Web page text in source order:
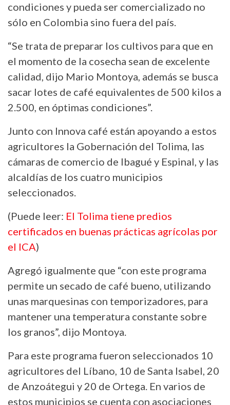
condiciones y pueda ser comercializado no
sólo en Colombia sino fuera del país.
“Se trata de preparar los cultivos para que en
el momento de la cosecha sean de excelente
calidad, dijo Mario Montoya, además se busca
sacar lotes de café equivalentes de 500 kilos a
2.500, en óptimas condiciones”.
Junto con Innova café están apoyando a estos
agricultores la Gobernación del Tolima, las
cámaras de comercio de Ibagué y Espinal, y las
alcaldías de los cuatro municipios
seleccionados.
(Puede leer: El Tolima tiene predios
certificados en buenas prácticas agrícolas por
el ICA)
Agregó igualmente que “con este programa
permite un secado de café bueno, utilizando
unas marquesinas con temporizadores, para
mantener una temperatura constante sobre
los granos”, dijo Montoya.
Para este programa fueron seleccionados 10
agricultores del Líbano, 10 de Santa Isabel, 20
de Anzoátegui y 20 de Ortega. En varios de
estos municipios se cuenta con asociaciones